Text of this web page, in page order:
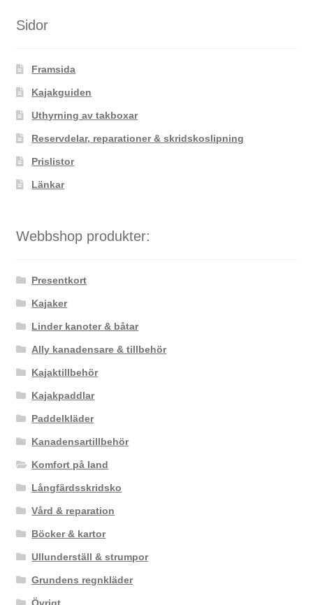
Sidor
Framsida
Kajakguiden
Uthyrning av takboxar
Reservdelar, reparationer & skridskoslipning
Prislistor
Länkar
Webbshop produkter:
Presentkort
Kajaker
Linder kanoter & båtar
Ally kanadensare & tillbehör
Kajaktillbehör
Kajakpaddlar
Paddelkläder
Kanadensartillbehör
Komfort på land
Långfärdsskridsko
Vård & reparation
Böcker & kartor
Ullunderställ & strumpor
Grundens regnkläder
Övrigt